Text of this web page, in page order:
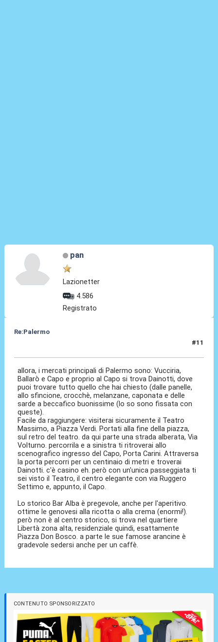
pan
Lazionetter
4.586
Registrato
Re:Palermo
#11
allora, i mercati principali di Palermo sono: Vucciria,
Ballarò e Capo e proprio al Capo si trova Dainotti, dove
puoi trovare tutto quello che hai chiesto (dalle panelle,
allo sfincione, crocchè, melanzane, caponata e delle
sarde a beccafico buonissime (lo so sono fissata con
queste).
Facile da raggiungere: visiterai sicuramente il Teatro
Massimo, a Piazza Verdi. Portati alla fine della piazza,
sul retro del teatro. da qui parte una strada alberata, Via
Volturno. percorrila e a sinistra ti ritroverai allo
scenografico ingresso del Capo, Porta Carini. Attraversa
la porta percorri per un centinaio di metri e troverai
Dainotti. c'è casino eh. però con un'unica passeggiata ti
sei visto il Teatro, il centro elegante con via Ruggero
Settimo e, appunto, il Capo.
Lo storico Bar Alba è pregevole, anche per l'aperitivo.
ottime le genovesi alla ricotta o alla crema (enormi!).
però non è al centro storico, si trova nel quartiere
Libertà zona alta, residenziale quindi, esattamente
Piazza Don Bosco. a parte le sue famose arancine è
gradevole sedersi anche per un caffè.
CONTENUTO SPONSORIZZATO